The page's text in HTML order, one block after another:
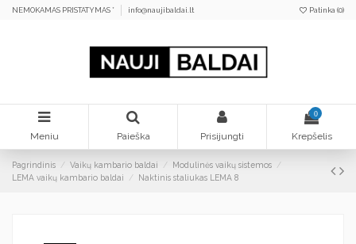
NEMOKAMAS PRISTATYMAS * info@naujibaldai.lt Patinka (0)
Meniu Paieška Prisijungti
0
Krepšelis
Pagrindinis Vaikų kambario baldai
Modulinės vaikų sistemos
LEMA vaikų kambario baldai
Naktinis staliukas LEMA 8